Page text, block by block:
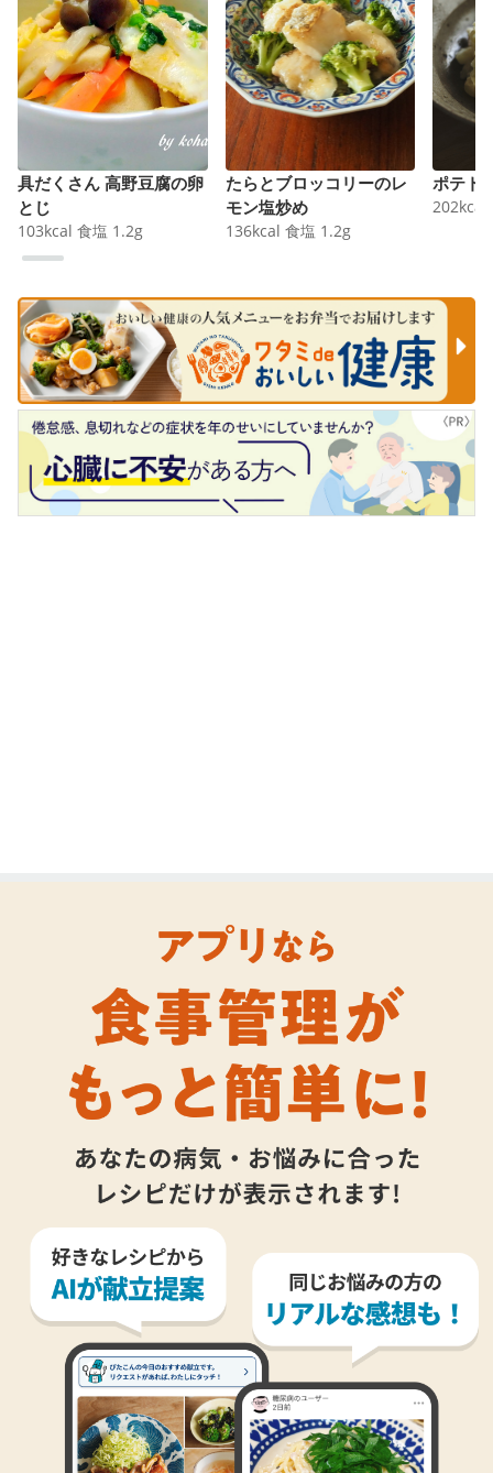
具だくさん 高野豆腐の卵
とじ
103kcal 食塩 1.2g
たらとブロッコリーのレ
モン塩炒め
136kcal 食塩 1.2g
ポテト
202kcal